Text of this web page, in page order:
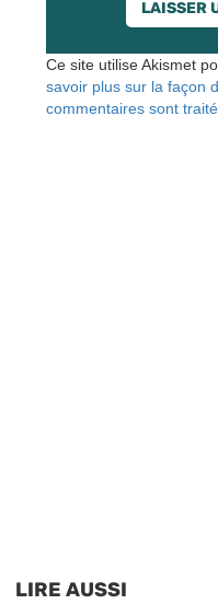
Ce site utilise Akismet
savoir plus sur la façon
commentaires sont
LIRE AUSSI